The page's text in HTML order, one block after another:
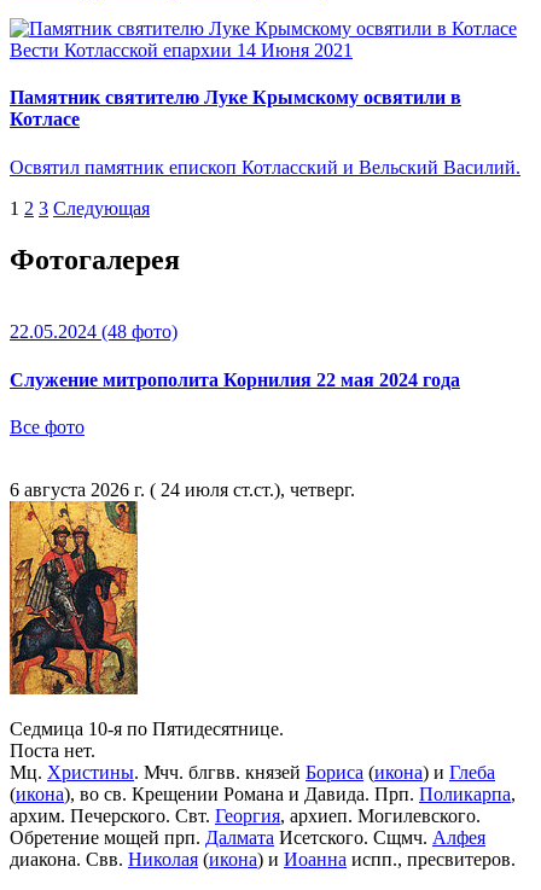
Вести Котласской епархии 14 Июня 2021
Памятник святителю Луке Крымскому освятили в
Котласе
Освятил памятник епископ Котласский и Вельский Василий.
1 2 3 Следующая
Фотогалерея
22.05.2024 (48 фото)
Служение митрополита Корнилия 22 мая 2024 года
Все фото
6 августа 2026 г. ( 24 июля ст.ст.), четверг.
Седмица 10-я по Пятидесятнице.
Поста нет.
Мц. Христины. Мчч. блгвв. князей Бориса (икона) и Глеба
(икона), во св. Крещении Романа и Давида. Прп. Поликарпа,
архим. Печерского. Свт. Георгия, архиеп. Могилевского.
Обретение мощей прп. Далмата Исетского. Сщмч. Алфея
диакона. Свв. Николая (икона) и Иоанна испп., пресвитеров.